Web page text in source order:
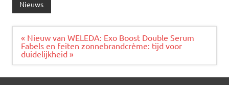
Nieuws
Bericht
navigatie
« Nieuw van WELEDA: Exo Boost Double Serum
Fabels en feiten zonnebrandcrème: tijd voor
duidelijkheid »